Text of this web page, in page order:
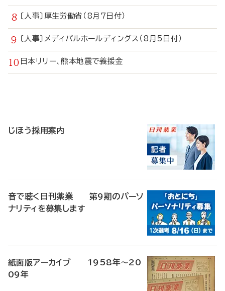
〔人事〕厚生労働省（8月7日付）
〔人事〕メディパルホールディングス（8月5日付）
日本リリー、熊本地震で義援金
じほう採用案内
音で聴く日刊薬業 第9期のパーソ
ナリティを募集します
紙面版アーカイブ 1958年～20
09年